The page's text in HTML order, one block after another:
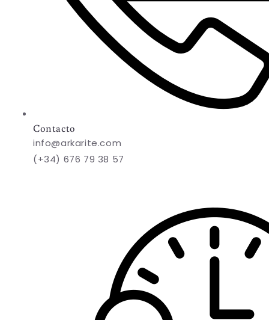
Contacto
info@arkarite.com
(+34) 676 79 38 57